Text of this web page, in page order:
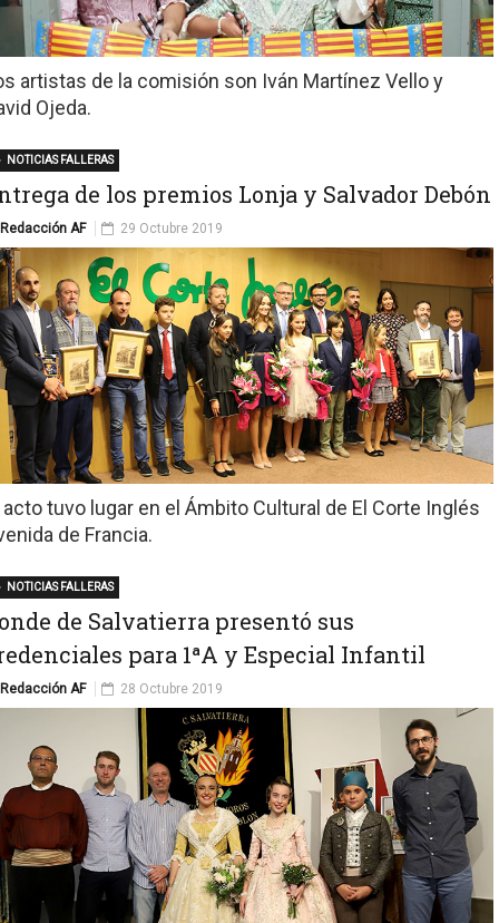
artistas de la comisión son Iván Martínez Vello y
Ojeda.
de los premios Lonja y Salvador Debón
Redacción AF
NOTICIAS FALLERAS
29 Octubre 2019
acto tuvo lugar en el Ámbito Cultural de El Corte Inglés
de Francia.
de Salvatierra presentó sus
para 1ªA y Especial Infantil
Redacción AF
NOTICIAS FALLERAS
28 Octubre 2019